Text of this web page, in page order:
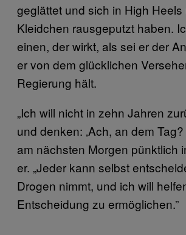
geglättet und sich in High
Kleidchen rausgeputzt haben.
einen, der wirkt, als sei er der
er von dem glücklichen
Regierung hält.
„Ich will nicht in zehn Jahren
und denken: ‚Ach, an dem
am nächsten Morgen pünktlich
er. „Jeder kann selbst
Drogen nimmt, und ich will
Entscheidung zu ermöglichen.”